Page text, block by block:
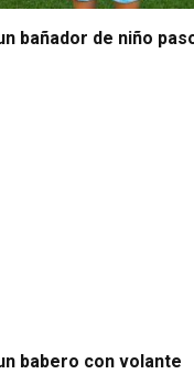
bañador de niño
babero con volante